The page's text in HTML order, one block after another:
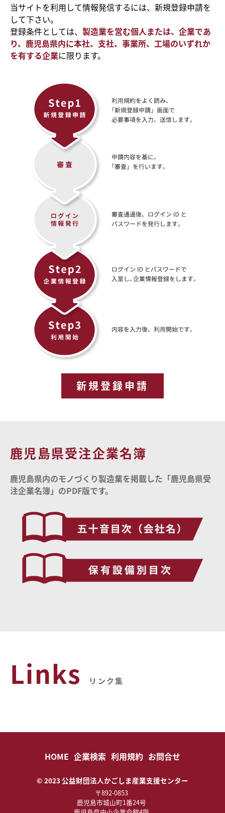
当サイトを利用して情報発信するには、新規登録申請を
して下さい。
登録条件としては、 製造業を営む個人または、企業であ
り、鹿児島県内に本社、支社、事業所、工場のいずれか
を有する企業に限ります。
新規登録申請
鹿児島県受注企業名簿
鹿児島県内のモノづくり製造業を掲載した「鹿児島県受
注企業名簿」のPDF版です。
Links リンク集
© 2023 公益財団法人かごしま産業支援センター
〒892-0853
鹿児島市城山町1番24号
HOME 企業検索 利用規約 お問合せ